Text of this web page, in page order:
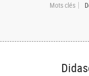
Mots clés